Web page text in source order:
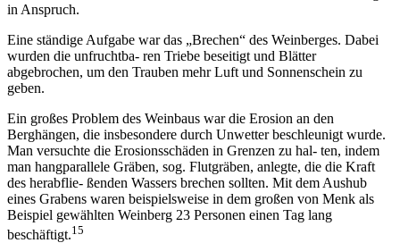
in Anspruch.
Eine ständige Aufgabe war das „Brechen“ des Weinberges. Dabei
wurden die unfruchtba- ren Triebe beseitigt und Blätter
abgebrochen, um den Trauben mehr Luft und Sonnenschein zu
geben.
Ein großes Problem des Weinbaus war die Erosion an den
Berghängen, die insbesondere durch Unwetter beschleunigt wurde.
Man versuchte die Erosionsschäden in Grenzen zu hal- ten, indem
man hangparallele Gräben, sog. Flutgräben, anlegte, die die Kraft
des herabflie- ßenden Wassers brechen sollten. Mit dem Aushub
eines Grabens waren beispielsweise in dem großen von Menk als
Beispiel gewählten Weinberg 23 Personen einen Tag lang
beschäftigt.15